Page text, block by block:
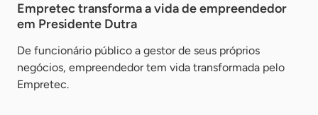
Empretec transforma a vida de empreendedor
em Presidente Dutra
De funcionário público a gestor de seus próprios
negócios, empreendedor tem vida transformada pelo
Empretec.